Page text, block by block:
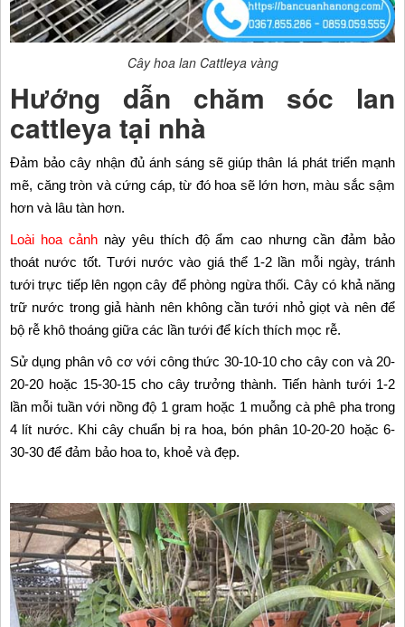
Cây hoa lan Cattleya vàng​
Hướng dẫn chăm sóc lan
cattleya tại nhà
Đảm bảo cây nhận đủ ánh sáng sẽ giúp thân lá phát triển mạnh
mẽ, căng tròn và cứng cáp, từ đó hoa sẽ lớn hơn, màu sắc sậm
hơn và lâu tàn hơn.
Loài hoa cảnhnày yêu thích độ ẩm cao nhưng cần đảm bảo
thoát nước tốt. Tưới nước vào giá thể 1-2 lần mỗi ngày, tránh
tưới trực tiếp lên ngọn cây để phòng ngừa thối. Cây có khả năng
trữ nước trong giả hành nên không cần tưới nhỏ giọt và nên để
bộ rễ khô thoáng giữa các lần tưới để kích thích mọc rễ.
Sử dụng phân vô cơ với công thức 30-10-10 cho cây con và 20-
20-20 hoặc 15-30-15 cho cây trưởng thành. Tiến hành tưới 1-2
lần mỗi tuần với nồng độ 1 gram hoặc 1 muỗng cà phê pha trong
4 lít nước. Khi cây chuẩn bị ra hoa, bón phân 10-20-20 hoặc 6-
30-30 để đảm bảo hoa to, khoẻ và đẹp.